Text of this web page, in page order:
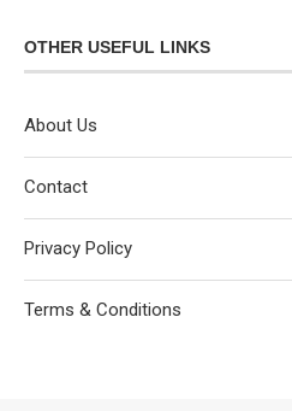
OTHER USEFUL LINKS
About Us
Contact
Privacy Policy
Terms & Conditions